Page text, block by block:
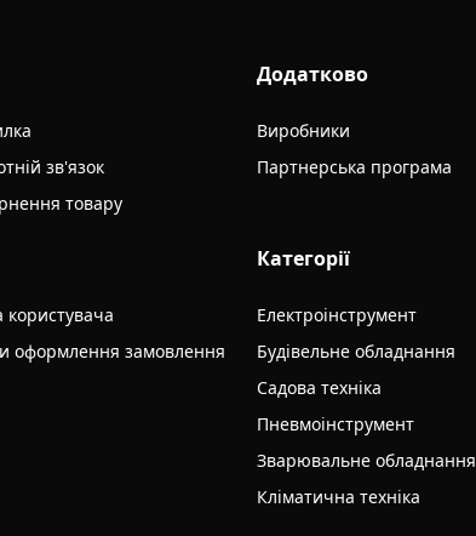
зв'язок
товару
Додатково
Виробники
Партнерська програма
користувача
оформлення замовлення
Категорії
Електроінструмент
Будівельне обладнання
Садова техніка
Пневмоінструмент
Зварювальне обладнання
Кліматична техніка